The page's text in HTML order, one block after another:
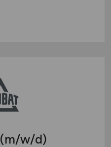
(m/w/d)